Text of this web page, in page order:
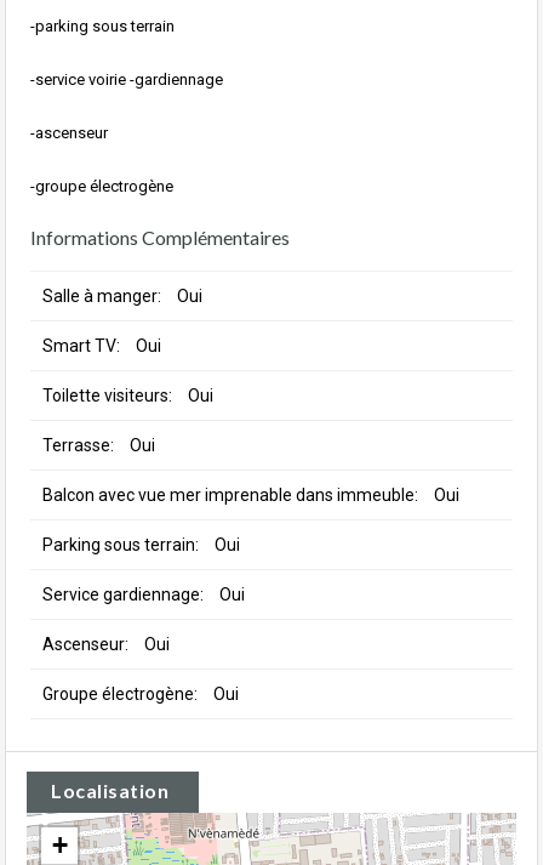
-parking sous terrain
-service voirie -gardiennage
-ascenseur
-groupe électrogène
Informations Complémentaires
Salle à manger: Oui
Smart TV: Oui
Toilette visiteurs: Oui
Terrasse: Oui
Balcon avec vue mer imprenable dans immeuble: Oui
Parking sous terrain: Oui
Service gardiennage: Oui
Ascenseur: Oui
Groupe électrogène: Oui
Localisation
+